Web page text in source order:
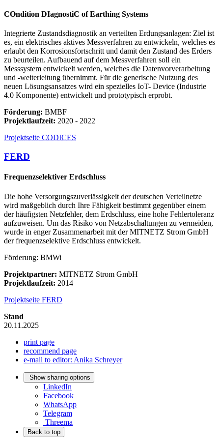
COndition DIagnostiC of Earthing Systems
Integrierte Zustandsdiagnostik an verteilten Erdungsanlagen: Ziel ist
es, ein elektrisches aktives Messverfahren zu entwickeln, welches es
erlaubt den Korrosionsfortschritt und damit den Zustand des Erders
zu beurteilen. Aufbauend auf dem Messverfahren soll ein
Messsystem entwickelt werden, welches die Datenvorverarbeitung
und -weiterleitung übernimmt. Für die generische Nutzung des
neuen Lösungsansatzes wird ein spezielles IoT- Device (Industrie
4.0 Komponente) entwickelt und prototypisch erprobt.
Förderung: BMBF
Projektlaufzeit: 2020 - 2022
Projektseite CODICES
FERD
Frequenzselektiver Erdschluss
Die hohe Versorgungszuverlässigkeit der deutschen Verteilnetze
wird maßgeblich durch Ihre Fähigkeit bestimmt gegenüber einem
der häufigsten Netzfehler, dem Erdschluss, eine hohe Fehlertoleranz
aufzuweisen. Um das Risiko von Netzabschaltungen zu vermeiden,
wurde in enger Zusammenarbeit mit der MITNETZ Strom GmbH
der frequenzselektive Erdschluss entwickelt.
Förderung: BMWi
Projektpartner: MITNETZ Strom GmbH
Projektlaufzeit: 2014
Projektseite FERD
Stand
20.11.2025
print page
recommend page
e-mail to editor: Anika Schreyer
Show sharing options
LinkedIn
Facebook
WhatsApp
Telegram
Threema
Back to top